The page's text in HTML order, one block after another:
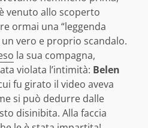
venuto allo scoperto
ormai una “leggenda
vero e proprio scandalo.
la sua compagna,
violata l’intimità: Belen
fu girato il video aveva
si può dedurre dalle
disinibita. Alla faccia